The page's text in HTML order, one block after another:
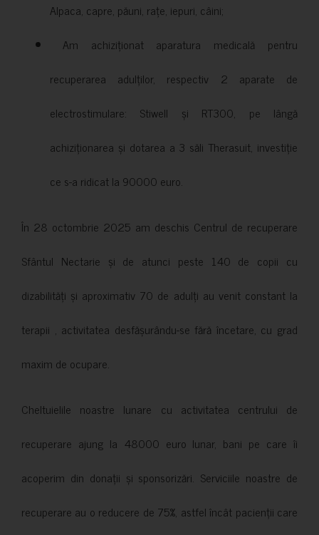
Alpaca, capre, păuni, rațe, iepuri, câini;
Am achiziționat aparatura medicală pentru
recuperarea adulților, respectiv 2 aparate de
electrostimulare: Stiwell și RT300, pe lângă
achiziționarea și dotarea a 3 săli Therasuit, investiție
ce s-a ridicat la 90000 euro.
În 28 octombrie 2025 am deschis Centrul de recuperare
Sfântul Nectarie și de atunci peste 140 de copii cu
dizabilități și aproximativ 70 de adulți au venit constant la
terapii , activitatea desfășurându-se fără încetare, cu grad
maxim de ocupare.
Cheltuielile noastre lunare cu activitatea centrului de
recuperare ajung la 48000 euro lunar, bani pe care îi
acoperim din donații și sponsorizări. Serviciile noastre de
recuperare au o reducere de 75%, astfel încât pacienții care